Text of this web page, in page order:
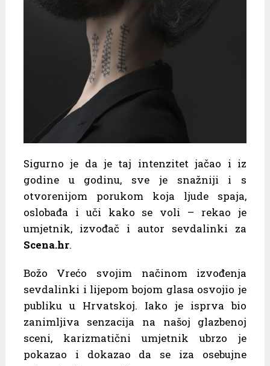
Sigurno je da je taj intenzitet jačao i iz
godine u godinu, sve je snažniji i s
otvorenijom porukom koja ljude spaja,
oslobađa i uči kako se voli – rekao je
umjetnik, izvođač i autor sevdalinki za
Scena.hr.
Božo Vrećo svojim načinom izvođenja
sevdalinki i lijepom bojom glasa osvojio je
publiku u Hrvatskoj. Iako je isprva bio
zanimljiva senzacija na našoj glazbenoj
sceni, karizmatični umjetnik ubrzo je
pokazao i dokazao da se iza osebujne